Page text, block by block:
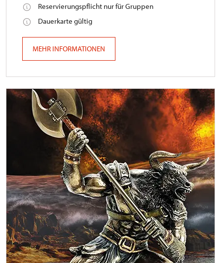
Reservierungspflicht nur für Gruppen
Dauerkarte gültig
MEHR INFORMATIONEN